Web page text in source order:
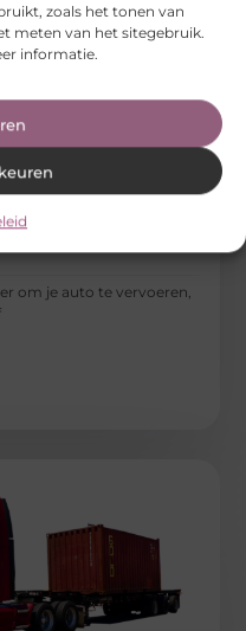
zoals het tonen van
meten van het sitegebruik.
informatie.
een autotrailer van
om je auto te vervoeren,